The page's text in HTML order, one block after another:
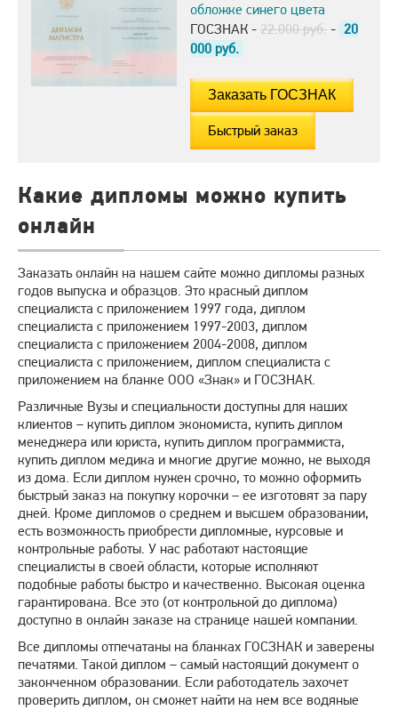
обложке синего цвета
ГОСЗНАК - 22.000 руб. - 20
000 руб.
Быстрый заказ
Какие дипломы можно купить
онлайн
Заказать онлайн на нашем сайте можно дипломы разных
годов выпуска и образцов. Это красный диплом
специалиста с приложением 1997 года, диплом
специалиста с приложением 1997-2003, диплом
специалиста с приложением 2004-2008, диплом
специалиста с приложением, диплом специалиста с
приложением на бланке ООО «Знак» и ГОСЗНАК.
Различные Вузы и специальности доступны для наших
клиентов – купить диплом экономиста, купить диплом
менеджера или юриста, купить диплом программиста,
купить диплом медика и многие другие можно, не выходя
из дома. Если диплом нужен срочно, то можно оформить
быстрый заказ на покупку корочки – ее изготовят за пару
дней. Кроме дипломов о среднем и высшем образовании,
есть возможность приобрести дипломные, курсовые и
контрольные работы. У нас работают настоящие
специалисты в своей области, которые исполняют
подобные работы быстро и качественно. Высокая оценка
гарантирована. Все это (от контрольной до диплома)
доступно в онлайн заказе на странице нашей компании.
Все дипломы отпечатаны на бланках ГОСЗНАК и заверены
печатями. Такой диплом – самый настоящий документ о
законченном образовании. Если работодатель захочет
проверить диплом, он сможет найти на нем все водяные